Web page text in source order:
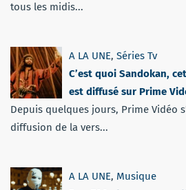
tous les midis...
A LA UNE, Séries Tv
C’est quoi Sandokan,
est diffusé sur Prime
Depuis quelques jours, Prime Vidéo
diffusion de la vers...
A LA UNE, Musique